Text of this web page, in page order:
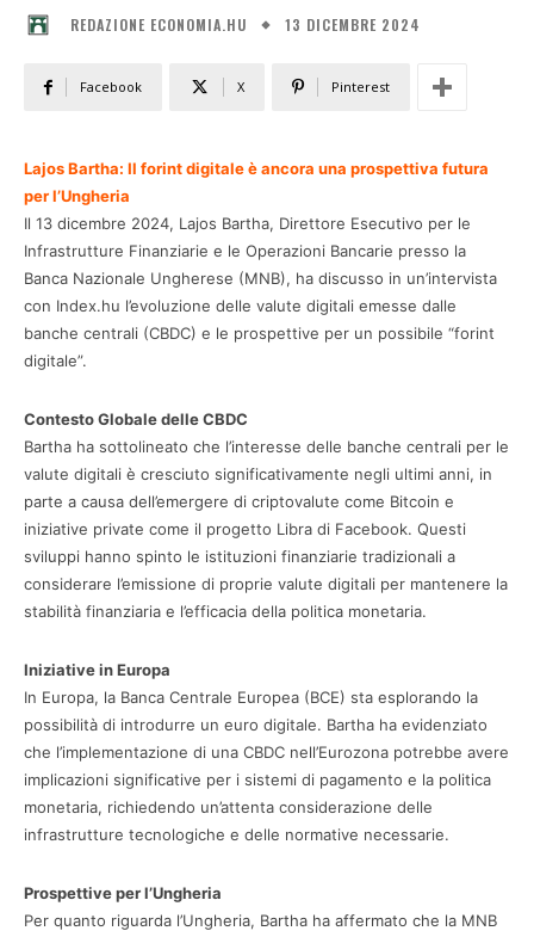
REDAZIONE ECONOMIA.HU 13 DICEMBRE 2024
Facebook X Pinterest
Lajos Bartha: Il forint digitale è ancora una prospettiva futura
per l’Ungheria
Il 13 dicembre 2024, Lajos Bartha, Direttore Esecutivo per le
Infrastrutture Finanziarie e le Operazioni Bancarie presso la
Banca Nazionale Ungherese (MNB), ha discusso in un’intervista
con Index.hu l’evoluzione delle valute digitali emesse dalle
banche centrali (CBDC) e le prospettive per un possibile “forint
digitale”.
Contesto Globale delle CBDC
Bartha ha sottolineato che l’interesse delle banche centrali per le
valute digitali è cresciuto significativamente negli ultimi anni, in
parte a causa dell’emergere di criptovalute come Bitcoin e
iniziative private come il progetto Libra di Facebook. Questi
sviluppi hanno spinto le istituzioni finanziarie tradizionali a
considerare l’emissione di proprie valute digitali per mantenere la
stabilità finanziaria e l’efficacia della politica monetaria.
Iniziative in Europa
In Europa, la Banca Centrale Europea (BCE) sta esplorando la
possibilità di introdurre un euro digitale. Bartha ha evidenziato
che l’implementazione di una CBDC nell’Eurozona potrebbe avere
implicazioni significative per i sistemi di pagamento e la politica
monetaria, richiedendo un’attenta considerazione delle
infrastrutture tecnologiche e delle normative necessarie.
Prospettive per l’Ungheria
Per quanto riguarda l’Ungheria, Bartha ha affermato che la MNB